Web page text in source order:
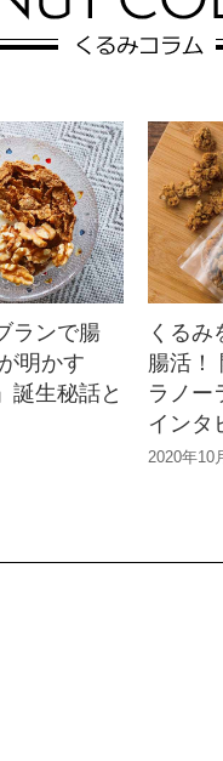
ランで腸
明かす
誕生秘話と
くるみ
腸活！
ラノー
インタ
2020年10